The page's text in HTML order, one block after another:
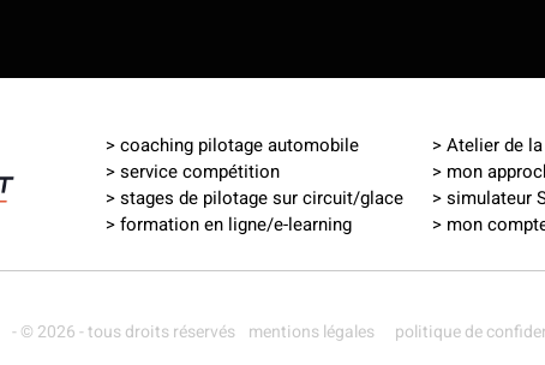
>coaching pilotage automobile
>service compétition
>stages de pilotage sur circuit/glace
>formation en ligne/e-learning
> Atelier de
> mon
>simulateur
> mon
- © 2026 - tous droits réservés mentions légales politique de